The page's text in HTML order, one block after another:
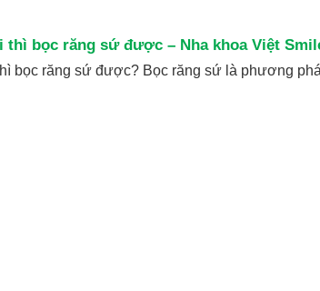
thì bọc răng sứ được – Nha khoa Việt
bọc răng sứ được? Bọc răng sứ là phương